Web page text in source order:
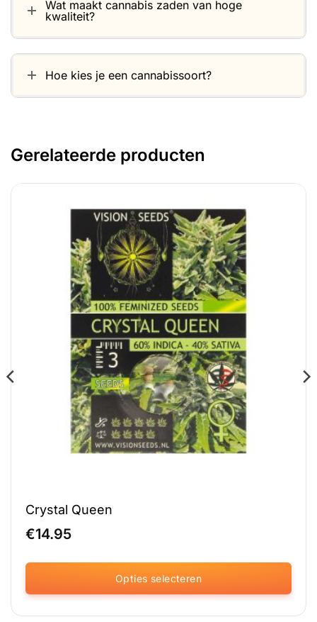
Wat maakt cannabis zaden van hoge
kwaliteit?
Hoe kies je een cannabissoort?
Gerelateerde producten
Crystal Queen
€14.95
Opties selecteren
Dit
product